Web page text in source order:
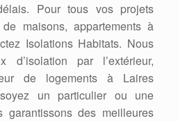
Pour tous vos projets
de maisons, appartements à
Isolations Habitats. Nous
d’isolation par l’extérieur,
de logements à Laires
un particulier ou une
garantissons des meilleures